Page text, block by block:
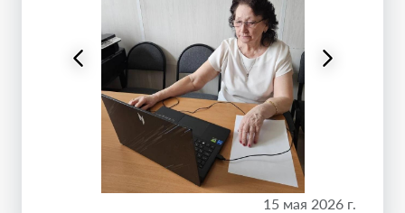
15 мая 2026 г.